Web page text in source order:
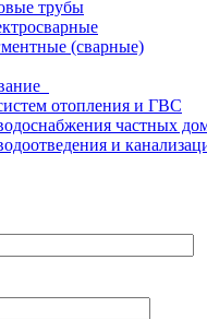
трубы
(сварные)
отопления и ГВС
частных
и